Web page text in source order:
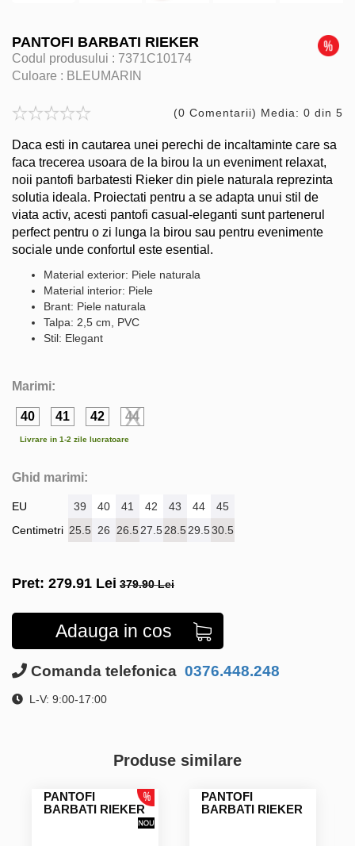
PANTOFI BARBATI RIEKER
Codul produsului : 7371C10174
Culoare : BLEUMARIN
(0 Comentarii) Media: 0 din 5
Daca esti in cautarea unei perechi de incaltaminte care sa
faca trecerea usoara de la birou la un eveniment relaxat,
noii pantofi barbatesti Rieker din piele naturala reprezinta
solutia ideala. Proiectati pentru a se adapta unui stil de
viata activ, acesti pantofi casual-eleganti sunt partenerul
perfect pentru o zi lunga la birou sau pentru evenimente
sociale unde confortul este esential.
Material exterior: Piele naturala
Material interior: Piele
Brant: Piele naturala
Talpa: 2,5 cm, PVC
Stil: Elegant
Marimi:
40 41 42 44
Livrare in 1-2 zile lucratoare
Ghid marimi:
EU
Centimetri
39 40 41 42 43 44
45
25.5 26 26.527.528.529.530.5
Pret: 279.91 Lei 379.90 Lei
Adauga in cos
Comanda telefonica 0376.448.248
L-V: 9:00-17:00
Produse similare
PANTOFI
BARBATI RIEKER
PANTOFI
BARBATI RIEKER